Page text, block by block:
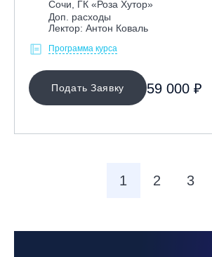
Сочи, ГК «Роза Хутор»
Доп. расходы
Лектор: Антон Коваль
Программа курса
Подать Заявку 59 000 ₽
1 2 3